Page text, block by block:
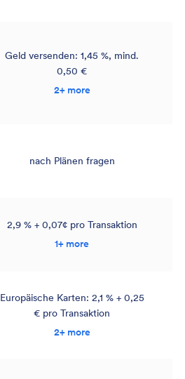
Geld versenden: 1,45 %, mind.
0,50 €
2+ more
nach Plänen fragen
2,9 % + 0,07¢ pro Transaktion
1+ more
Europäische Karten: 2,1 % + 0,25
€ pro Transaktion
2+ more